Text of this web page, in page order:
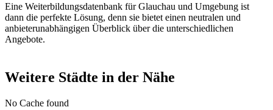
Eine Weiterbildungsdatenbank für Glauchau und Umgebung ist
dann die perfekte Lösung, denn sie bietet einen neutralen und
anbieterunabhängigen Überblick über die unterschiedlichen
Angebote.
Weitere Städte in der Nähe
No Cache found